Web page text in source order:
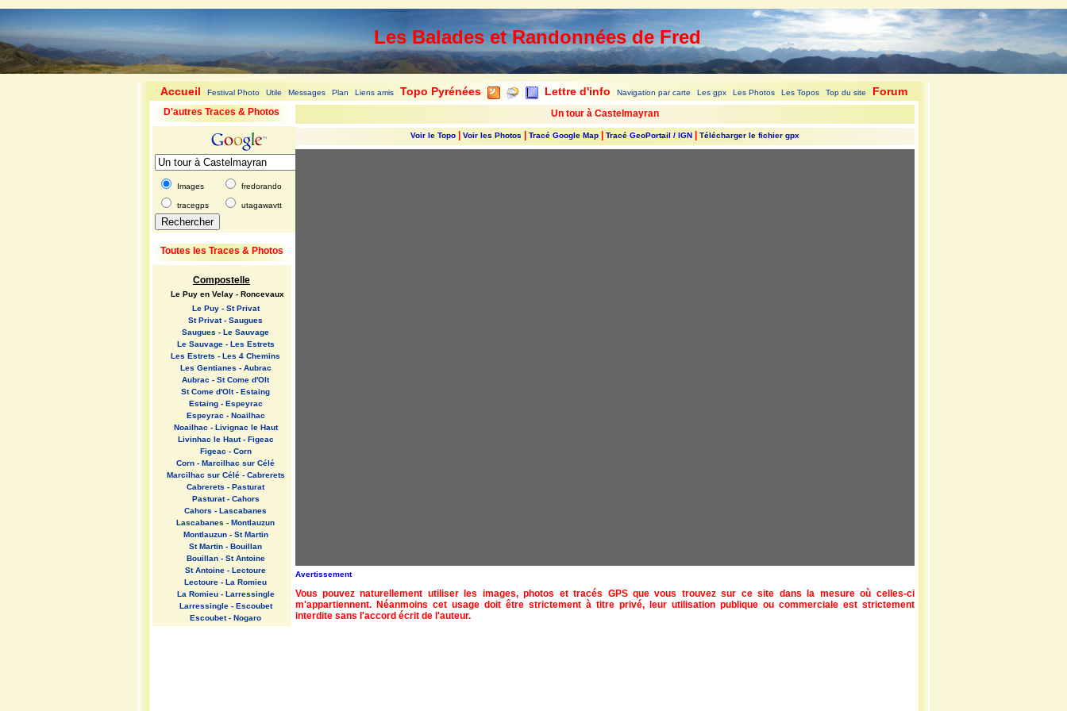
Les Balades et Randonnées de Fred
Accueil Festival Photo Utile Messages Plan Liens amis Topo Pyrénées Lettre d'info Navigation par carte Les gpx Les Photos Les Topos Top du site Forum
D'autres Traces & Photos
Images fredorando
tracegps utagawavtt
Toutes les Traces & Photos
Compostelle
Le Puy en Velay - Roncevaux
Le Puy - St Privat
St Privat - Saugues
Saugues - Le Sauvage
Le Sauvage - Les Estrets
Les Estrets - Les 4 Chemins
Les Gentianes - Aubrac
Aubrac - St Come d'Olt
St Come d'Olt - Estaing
Estaing - Espeyrac
Espeyrac - Noailhac
Noailhac - Livignac le Haut
Livinhac le Haut - Figeac
Figeac - Corn
Corn - Marcilhac sur Célé
Marcilhac sur Célé - Cabrerets
Cabrerets - Pasturat
Pasturat - Cahors
Cahors - Lascabanes
Lascabanes - Montlauzun
Montlauzun - St Martin
St Martin - Bouillan
Bouillan - St Antoine
St Antoine - Lectoure
Lectoure - La Romieu
La Romieu - Larressingle
Larressingle - Escoubet
Escoubet - Nogaro
Un tour à Castelmayran
Voir le Topo| Voir les Photos Tracé Google Map| Tracé GeoPortail / IGN| Télécharger le fichier gpx
Avertissement
Vous pouvez naturellement utiliser les images, photos et tracés GPS que vous trouvez sur ce site dans la mesure où celles-ci
m'appartiennent. Néanmoins cet usage doit être strictement à titre privé, leur utilisation publique ou commerciale est strictement
interdite sans l'accord écrit de l'auteur.